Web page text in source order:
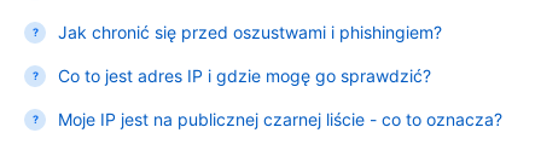
Jak chronić się przed oszustwami i phishingiem?
Co to jest adres IP i gdzie mogę go sprawdzić?
Moje IP jest na publicznej czarnej liście - co to oznacza?